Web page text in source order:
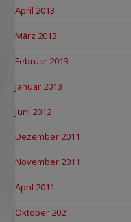
April 2013
März 2013
Februar 2013
Januar 2013
Juni 2012
Dezember 2011
November 2011
April 2011
Oktober 202